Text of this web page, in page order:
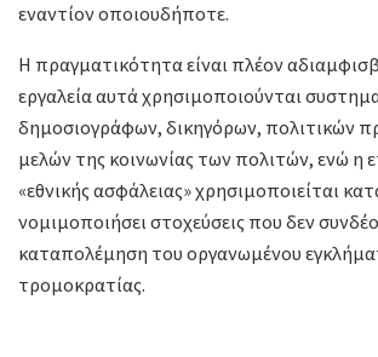
εναντίον οποιουδήποτε.
Η πραγματικότητα είναι πλέον
εργαλεία αυτά χρησιμοποιούνται
δημοσιογράφων, δικηγόρων, πολιτικών
μελών της κοινωνίας των πολιτών, ενώ η
«εθνικής ασφάλειας» χρησιμοποιείται
νομιμοποιήσει στοχεύσεις που δεν
καταπολέμηση του οργανωμένου
τρομοκρατίας.